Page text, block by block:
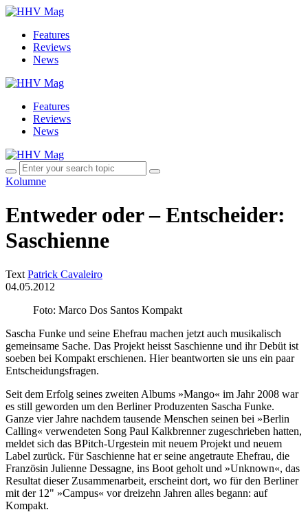
Features
Reviews
News
Features
Reviews
News
Kolumne
Entweder oder – Entscheider:
Saschienne
Text Patrick Cavaleiro
04.05.2012
Foto: Marco Dos Santos Kompakt
Sascha Funke und seine Ehefrau machen jetzt auch musikalisch
gemeinsame Sache. Das Projekt heisst Saschienne und ihr Debüt ist
soeben bei Kompakt erschienen. Hier beantworten sie uns ein paar
Entscheidungsfragen.
Seit dem Erfolg seines zweiten Albums »Mango« im Jahr 2008 war
es still geworden um den Berliner Produzenten Sascha Funke.
Ganze vier Jahre nachdem tausende Menschen seinen bei »Berlin
Calling« verwendeten Song Paul Kalkbrenner zugeschrieben hatten,
meldet sich das BPitch-Urgestein mit neuem Projekt und neuem
Label zurück. Für Saschienne hat er seine angetraute Ehefrau, die
Französin Julienne Dessagne, ins Boot geholt und »Unknown«, das
Resultat dieser Zusammenarbeit, erscheint dort, wo für den Berliner
mit der 12" »Campus« vor dreizehn Jahren alles begann: auf
Kompakt.